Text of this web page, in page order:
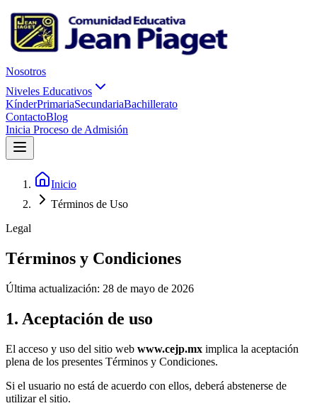
Nosotros
Niveles Educativos
KínderPrimariaSecundariaBachillerato
ContactoBlog
Inicia Proceso de Admisión
Inicio
Términos de Uso
Legal
Términos y Condiciones
Última actualización: 28 de mayo de 2026
1. Aceptación de uso
El acceso y uso del sitio web www.cejp.mx implica la aceptación
plena de los presentes Términos y Condiciones.
Si el usuario no está de acuerdo con ellos, deberá abstenerse de
utilizar el sitio.